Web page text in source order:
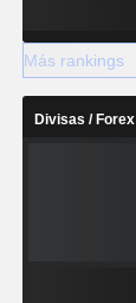
Más rankings
Divisas / Forex